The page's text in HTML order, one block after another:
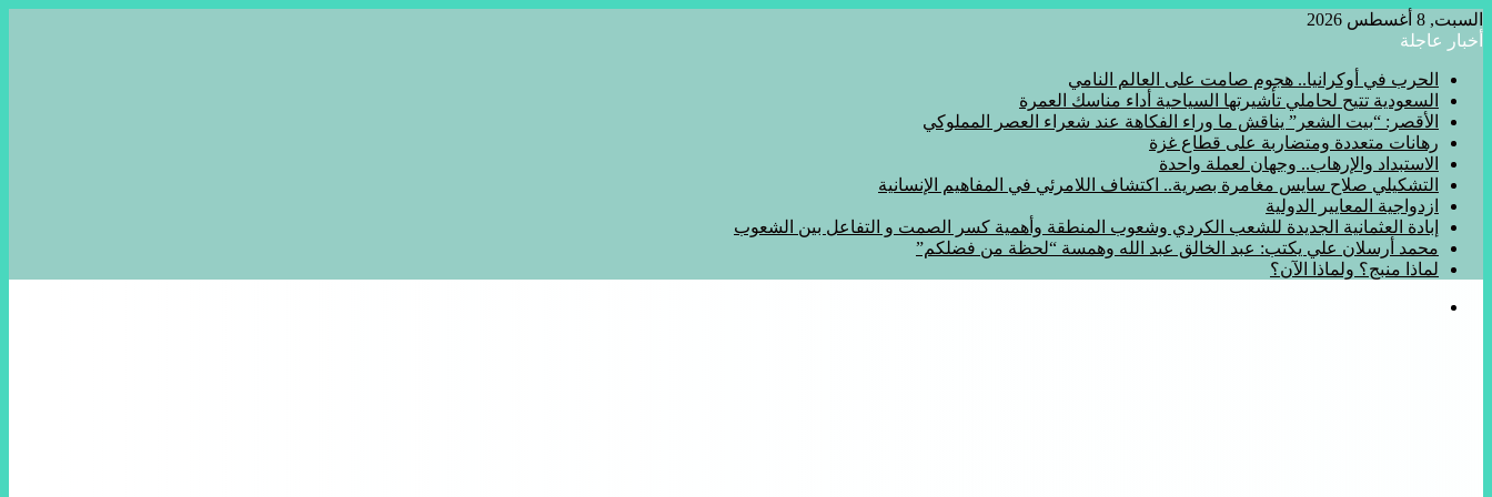
السبت, 8 أغسطس 2026
أخبار عاجلة
الحرب في أوكرانيا.. هجوم صامت على العالم النامي
السعودية تتيح لحاملي تأشيرتها السياحية أداء مناسك العمرة
الأقصر: “بيت الشعر” يناقش ما وراء الفكاهة عند شعراء العصر المملوكي
رهانات متعددة ومتضاربة على قطاع غزة
الاستبداد والإرهاب.. وجهان لعملة واحدة
التشكيلي صلاح سايس مغامرة بصرية.. اكتشاف اللامرئي في المفاهيم الإنسانية
ازدواجية المعايير الدولية
إبادة العثمانية الجديدة للشعب الكردي وشعوب المنطقة وأهمية كسر الصمت و التفاعل بين الشعوب
محمد أرسلان علي يكتب: عبد الخالق عبد الله وهمسة “لحظة من فضلكم”
لماذا منبج؟ ولماذا الآن؟